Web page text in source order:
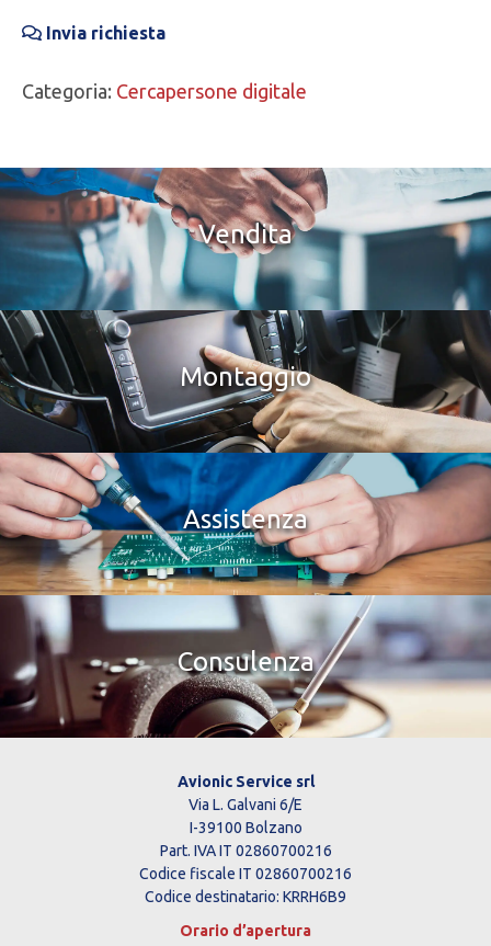
Invia richiesta
Categoria: Cercapersone digitale
Vendita
Montaggio
Assistenza
Consulenza
Avionic Service srl
Via L. Galvani 6/E
I-39100 Bolzano
Part. IVA IT 02860700216
Codice fiscale IT 02860700216
Codice destinatario: KRRH6B9
Orario d’apertura